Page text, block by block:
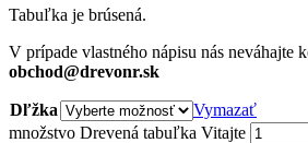
Tabuľka je brúsená.
V prípade vlastného nápisu nás neváhajte
obchod@drevonr.sk
Dľžka
Vymazať
množstvo Drevená tabuľka Vitajte